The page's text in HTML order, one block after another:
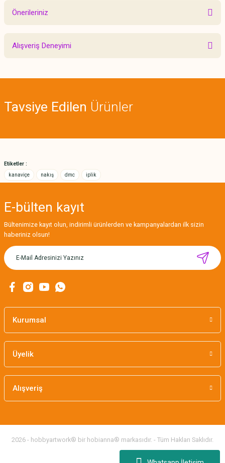
Önerileriniz
Bu ürünün fiyat bilgisi, resim, ürün açıklamalarında ve diğer konularda
yetersiz gördüğünüz noktaları öneri formunu kullanarak tarafımıza
Ürün açıklamasında eksik bilgiler bulunuyor.
Alışveriş Deneyimi
Tavsiye Edilen Ürünler
MIKNATISLI İĞNE TUTUCU-BAHAR
Etiketler :
kanaviçe
nakış dmc iplik
E-bülten kayıt
Bültenimize kayıt olun, indirimli ürünlerden ve kampanyalardan ilk sizin
haberiniz olsun!
Kurumsal
Üyelik
Alışveriş
2026 - hobbyartwork® bir hobianna® markasıdır. - Tüm Hakları Saklıdır.